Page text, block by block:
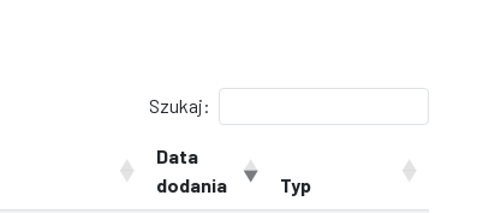
Szukaj:
Data
dodania
Typ